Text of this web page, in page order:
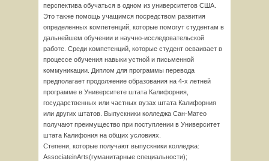
перспектива обучаться в одном из университетов США.
Это также помощь учащимся посредством развития
определенных компетенций, которые помогут студентам в
дальнейшем обучении и научно-исследовательской
работе. Среди компетенций, которые студент осваивает в
процессе обучения навыки устной и письменной
коммуникации. Диплом для программы перевода
предполагает продолжение образования на 4-х летней
программе в Университете штата Калифорния,
государственных или частных вузах штата Калифорния
или других штатов. Выпускники колледжа Сан-Матео
получают преимущество при поступлении в Университет
штата Калифония на общих условиях.
Степени, которые получают выпускники колледжа:
AssociateinArts(гуманитарные специальности);